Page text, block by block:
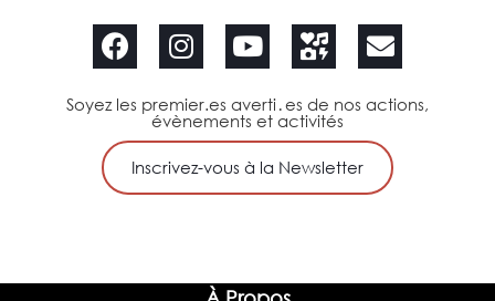
Soyez les premier.es averti․es de nos actions,
évènements et activités
Inscrivez-vous à la Newsletter